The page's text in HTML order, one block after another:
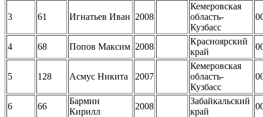
3 61 Игнатьев Иван 2008
Кемеровская
область-
Кузбасс
4 68 Попов Максим 2008
Красноярский
край
5 128 Асмус Никита 2007
Кемеровская
область-
Кузбасс
6 66
Бармин
Кирилл
2008
Забайкальский
край